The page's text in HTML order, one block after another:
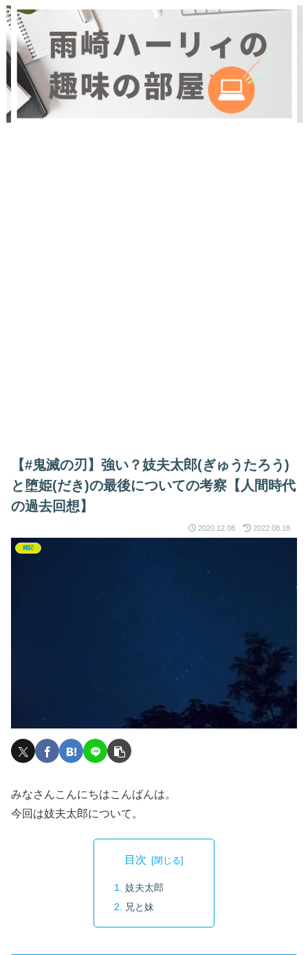
【#鬼滅の刃】強い？妓夫太郎(ぎゅうたろう)
と堕姫(だき)の最後についての考察【人間時代
の過去回想】
2020.12.08 2022.08.18
雑記
みなさんこんにちはこんばんは。
今回は妓夫太郎について。
目次
妓夫太郎
兄と妹